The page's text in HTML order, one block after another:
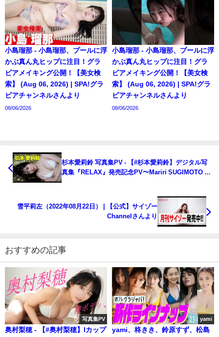
小島瑠那 - 小島瑠那、プールに浮
かぶ真ん丸ヒップに注目！グラ
ビアメイキング公開！【美女検
索】 (Aug 06, 2026) | SPA!グラ
ビアチャンネルさんより
08/06/2026
小島瑠那 - 小島瑠那、プールに浮
かぶ真ん丸ヒップに注目！グラ
ビアメイキング公開！【美女検
索】 (Aug 06, 2026) | SPA!グラ
ビアチャンネルさんより
08/06/2026
杉本愛莉鈴 写真集PV - 【#杉本愛莉鈴】デジタル写
真集『RELAX』発売記念PV〜Mariri SUGIMOTO ’s
雪平莉左（2022年08月22日） | 【公式】サイゾー
Channelさんより
おすすめの記事
写真集PV
奥村梨穂 - 【#奥村梨穂】Iカップ
yami
yami、柊きき、鈴原すず、松島